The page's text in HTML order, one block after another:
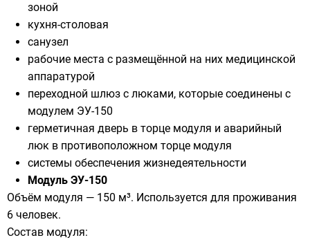
зоной
кухня-столовая
санузел
рабочие места с размещённой на них медицинской
аппаратурой
переходной шлюз с люками, которые соединены с
модулем ЭУ-150
герметичная дверь в торце модуля и аварийный
люк в противоположном торце модуля
системы обеспечения жизнедеятельности
Модуль ЭУ-150
Объём модуля — 150 м³. Используется для проживания
6 человек.
Состав модуля: